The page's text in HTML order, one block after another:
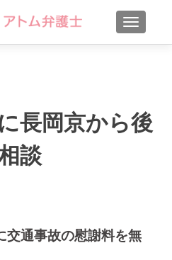
長岡京から後
談
交通事故の慰謝料を無